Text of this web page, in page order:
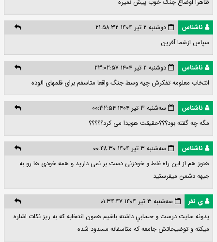
ظاهراً اوضاع جنگ خوب پیش نمیره
ناشناس
دوشنبه ۲ تیر ۱۴۰۴ ۲۱:۵۸:۳۲
سپاس ازشما آفرین
ناشناس
دوشنبه ۲ تیر ۱۴۰۴ ۲۳:۰۲:۵۷
انتخاب معلومه تفکرش چیه وسط جنگ واقعا متاسفم برای قلمهای الوده
ناشناس
سه‌شنبه ۳ تیر ۱۴۰۴ ۰۰:۳۲:۵۴
مگه چه گفته بود؟؟؟حقیقت هویدا می کرد؟؟؟؟؟
ناشناس
سه‌شنبه ۳ تیر ۱۴۰۴ ۰۰:۴۸:۳۰
هنوز هم از این راه غلط و خودزنی دست بر نمی دارید و همه خودی ها رو به
جبهه دشمن میفرستید
ي نفر
سه‌شنبه ۳ تیر ۱۴۰۴ ۰۱:۳۴:۴۷
يدونه سايت درست و حسابي داشته باشيم همون انتخابه كه به ريز نكات اشاره
ميكنه و توضيحاتش جامعه كه متاسفانه مسدود شده